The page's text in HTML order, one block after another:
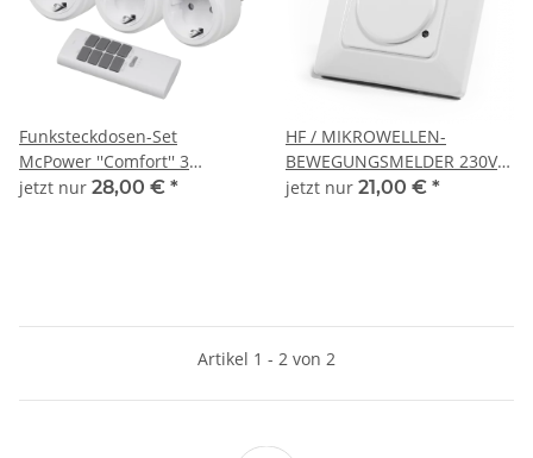
Funksteckdosen-Set
McPower ''Comfort'' 3
Steckdosen + 1
jetzt nur 28,00 € *
HF / MIKROWELLEN-
BEWEGUNGSMELDER 230V.
1200W, UNTERPUTZ
jetzt nur 21,00 € *
Artikel 1 - 2 von 2